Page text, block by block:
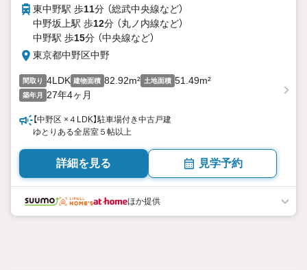
東中野駅 歩11分 （総武中央線など）
中野坂上駅 歩12分 （丸ノ内線など）
中野駅 歩15分 （中央線など）
東京都中野区中野
間取り 4LDK 建物面積 82.92m² 土地面積 51.49m²
築年月 27年4ヶ月
【中野区 ×４LDK】駐車場付き中古戸建
ゆとりある全居室５帖以上
詳細を見る 見学予約
ほか提供